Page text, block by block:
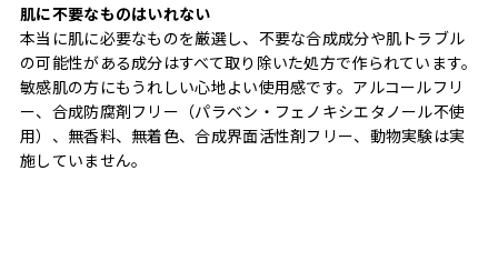
肌に不要なものはいれない
本当に肌に必要なものを厳選し、不要な合成成分や肌トラブル
の可能性がある成分はすべて取り除いた処方で作られています。
敏感肌の方にもうれしい心地よい使用感です。アルコールフリ
ー、合成防腐剤フリー（パラベン・フェノキシエタノール不使
用）、無香料、無着色、合成界面活性剤フリー、動物実験は実
施していません。